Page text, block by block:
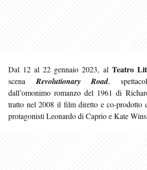
Dal 12 al 22 gennaio 2023, al Teatro
scena Revolutionary Road,
dall’omonimo romanzo del 1961 di
tratto nel 2008 il film diretto e co-prodotto
protagonisti Leonardo di Caprio e Kate